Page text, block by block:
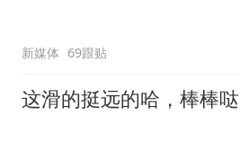
新媒体 69跟贴
这滑的挺远的哈，棒棒哒